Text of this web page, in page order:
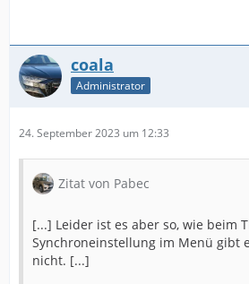
coala
Administrator
24. September 2023 um 12:33
Zitat von Pabec
[...] Leider ist es aber so, wie beim
Synchroneinstellung im Menü gibt
nicht. [...]